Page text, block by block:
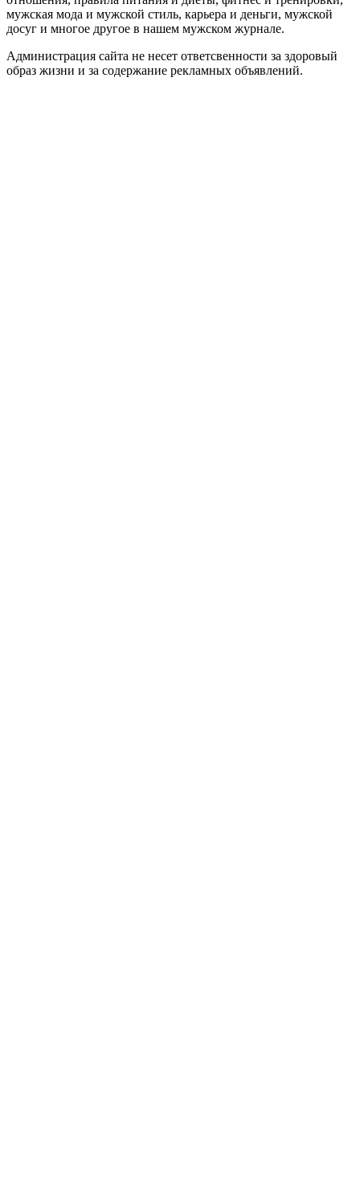
мужская мода и мужской стиль, карьера и деньги, мужской
досуг и многое другое в нашем мужском журнале.
Администрация сайта не несет ответсвенности за здоровый
образ жизни и за содержание рекламных объявлений.